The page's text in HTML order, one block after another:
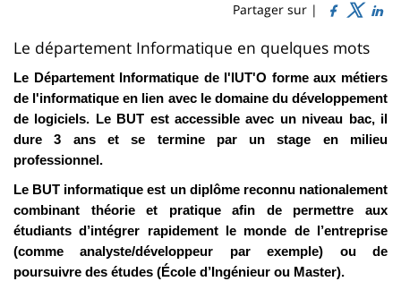
content
page
Partager sur |
Contenu
de
la
page
principale
Le département Informatique en quelques mots
Le Département Informatique de l'IUT'O forme aux métiers
de l'informatique en lien avec le domaine du développement
de logiciels.
Le BUT est accessible avec un niveau bac, il
dure 3 ans et se termine par un stage en milieu
professionnel.
Le BUT informatique est un diplôme reconnu nationalement
combinant théorie et pratique afin de permettre aux
étudiants d’intégrer rapidement le monde de l’entreprise
(comme analyste/développeur par exemple) ou de
poursuivre des études (École d’Ingénieur ou Master).